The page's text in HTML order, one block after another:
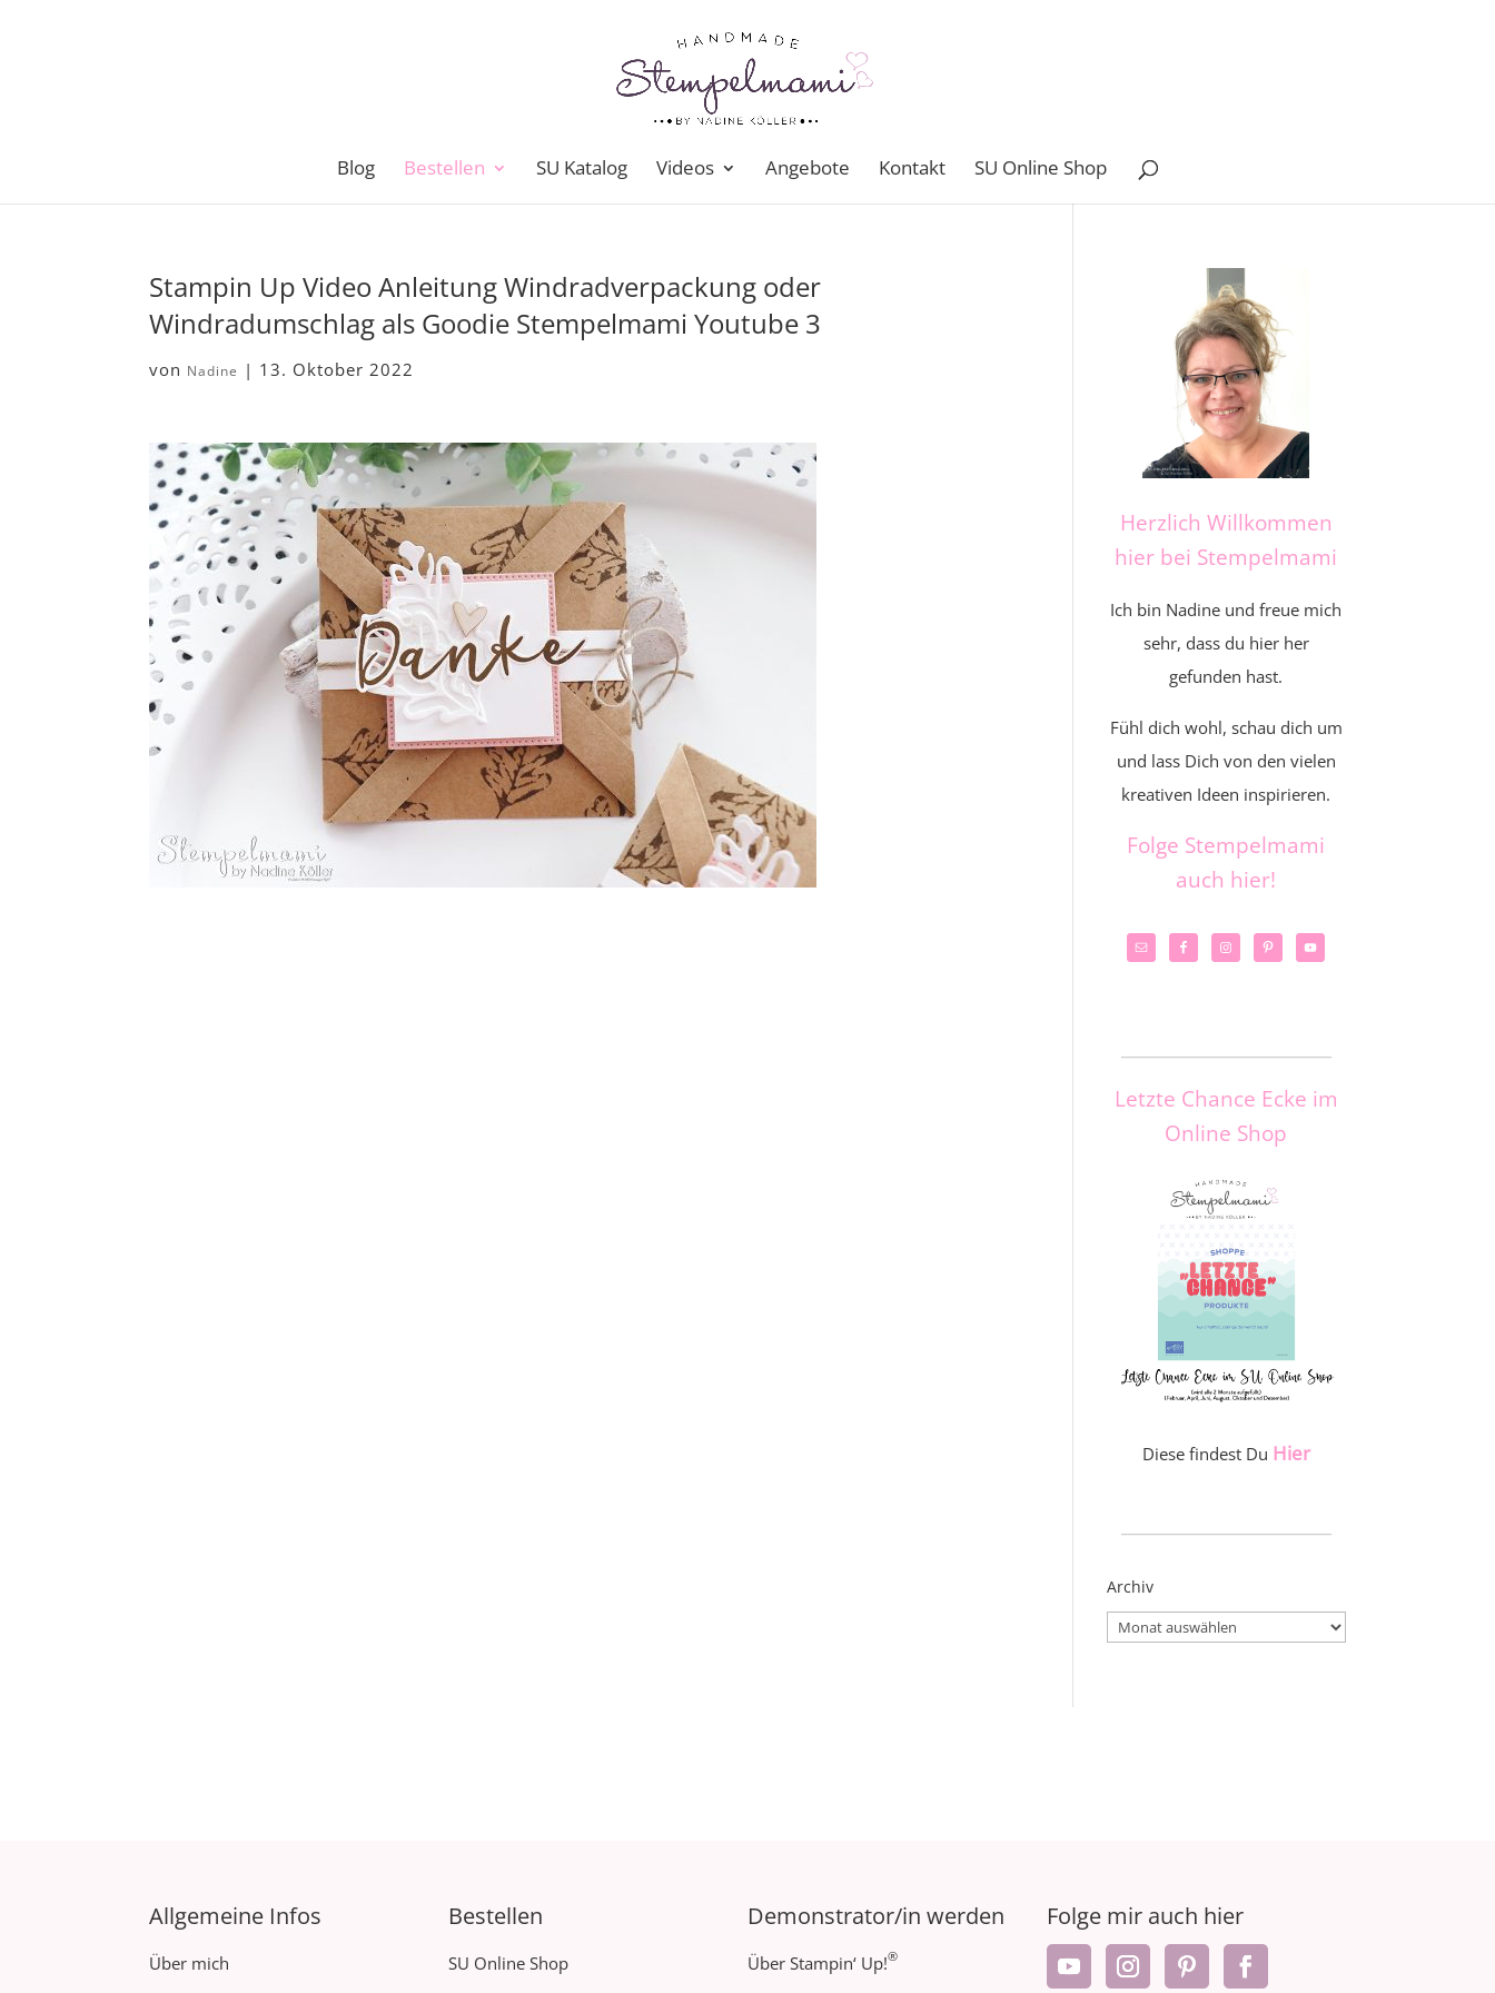
Blog Bestellen SU Katalog Videos Angebote Kontakt SU Online Shop
Stampin Up Video Anleitung Windradverpackung oder
Windradumschlag als Goodie Stempelmami Youtube 3
von Nadine | 13. Oktober 2022
Herzlich Willkommen
hier bei Stempelmami
Ich bin Nadine und freue mich
sehr, dass du hier her
gefunden hast.
Fühl dich wohl, schau dich um
und lass Dich von den vielen
kreativen Ideen inspirieren.
Folge Stempelmami
auch hier!
Letzte Chance Ecke im
Online Shop
Diese findest Du Hier
Archiv
Archiv
Allgemeine Infos
Über mich
Bestellen
SU Online Shop
Demonstrator/in werden
Über Stampin‘ Up!®
Folge mir auch hier